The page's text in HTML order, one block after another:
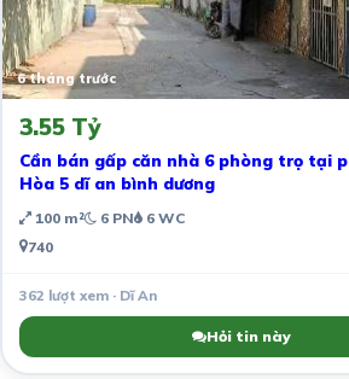
6 tháng trước
3.55 Tỷ
Cần bán gấp căn nhà 6 phòng trọ tại
Hòa 5 dĩ an bình dương
100 m² 6 PN 6 WC
740
362 lượt xem · Dĩ An
Hỏi tin này